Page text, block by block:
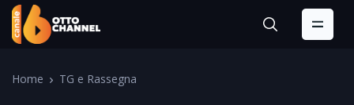
Home TG e Rassegna